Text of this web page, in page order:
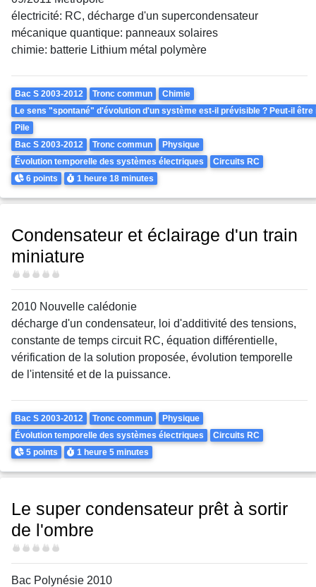
électricité: RC, décharge d'un supercondensateur
mécanique quantique: panneaux solaires
chimie: batterie Lithium métal polymère
Theme
Bac S 2003-2012 Tronc commun
Chimie
Le sens "spontané" d'évolution d'un système est-il prévisible ? Peut-il être
Pile
Bac S 2003-2012
Tronc commun
Physique
Évolution temporelle des systèmes électriques
Circuits RC
Points
6 points Durée
1 heure18 minutes
Condensateur et éclairage d'un train
miniature
Difficulté
2010 Nouvelle calédonie
décharge d'un condensateur, loi d'additivité des tensions,
constante de temps circuit RC, équation différentielle,
vérification de la solution proposée, évolution temporelle
de l'intensité et de la puissance.
Theme
Bac S 2003-2012 Tronc commun
Physique
Évolution temporelle des systèmes électriques
Circuits RC
Points
5 points Durée
1 heure5 minutes
Le super condensateur prêt à sortir
de l'ombre
Difficulté
Bac Polynésie 2010